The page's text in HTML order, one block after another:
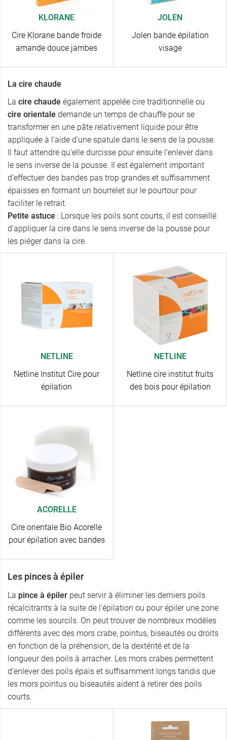
KLORANE
Cire Klorane bande froide
amande douce jambes
JOLEN
Jolen bande épilation
visage
La cire chaude
La cire chaude également appelée cire traditionnelle ou
cire orientale demande un temps de chauffe pour se
transformer en une pâte relativement liquide pour être
appliquée à l’aide d’une spatule dans le sens de la pousse.
Il faut attendre qu’elle durcisse pour ensuite l’enlever dans
le sens inverse de la pousse. Il est également important
d’effectuer des bandes pas trop grandes et suffisamment
épaisses en formant un bourrelet sur le pourtour pour
faciliter le retrait.
Petite astuce : Lorsque les poils sont courts, il est conseillé
d’appliquer la cire dans le sens inverse de la pousse pour
les piéger dans la cire.
NETLINE
Netline Institut Cire pour
épilation
NETLINE
Netline cire institut fruits
des bois pour épilation
ACORELLE
Cire orientale Bio Acorelle
pour épilation avec bandes
Les pinces à épiler
La pince à épiler peut servir à éliminer les derniers poils
récalcitrants à la suite de l’épilation ou pour épiler une zone
comme les sourcils. On peut trouver de nombreux modèles
différents avec des mors crabe, pointus, biseautés ou droits
en fonction de la préhension, de la dextérité et de la
longueur des poils à arracher. Les mors crabes permettent
d’enlever des poils épais et suffisamment longs tandis que
les mors pointus ou biseautés aident à retirer des poils
courts.